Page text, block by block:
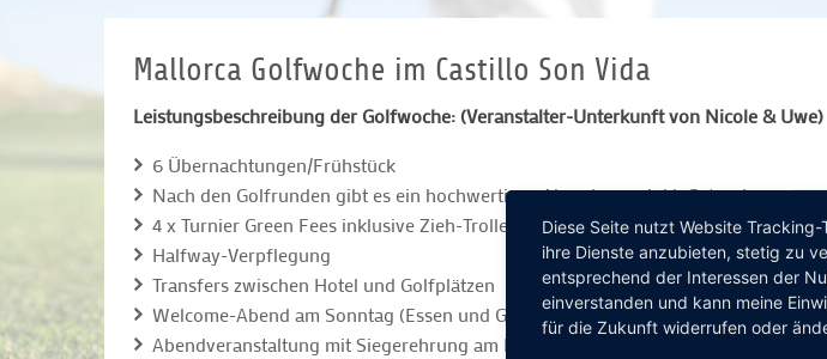
Mallorca Golfwoche im Castillo Son Vida
Leistungsbeschreibung der Golfwoche: (Veranstalter-Unterkunft von Nicole & Uwe)
6 Übernachtungen/Frühstück
Nach den Golfrunden gibt es ein hochwertiges Abendessen inkl. Getränke
4 x Turnier Green Fees inklusive Zieh-Trolley und Rangebälle
Halfway-Verpflegung
Transfers zwischen Hotel und Golfplätzen
Welcome-Abend am Sonntag (Essen und Getränke inklusive)
Abendveranstaltung mit Siegerehrung am Freitag (Essen und Getränke inklusive)
Diese Seite nutzt Website
ihre Dienste anzubieten, stetig zu
entsprechend der Interessen der
einverstanden und kann meine
für die Zukunft widerrufen oder